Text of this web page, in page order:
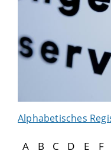
Alphabetisches
A B C D E F